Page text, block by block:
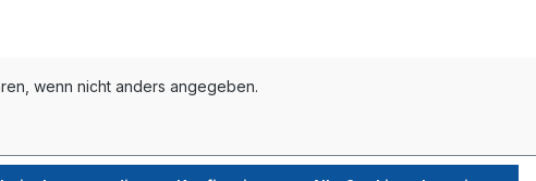
wenn nicht anders angegeben.